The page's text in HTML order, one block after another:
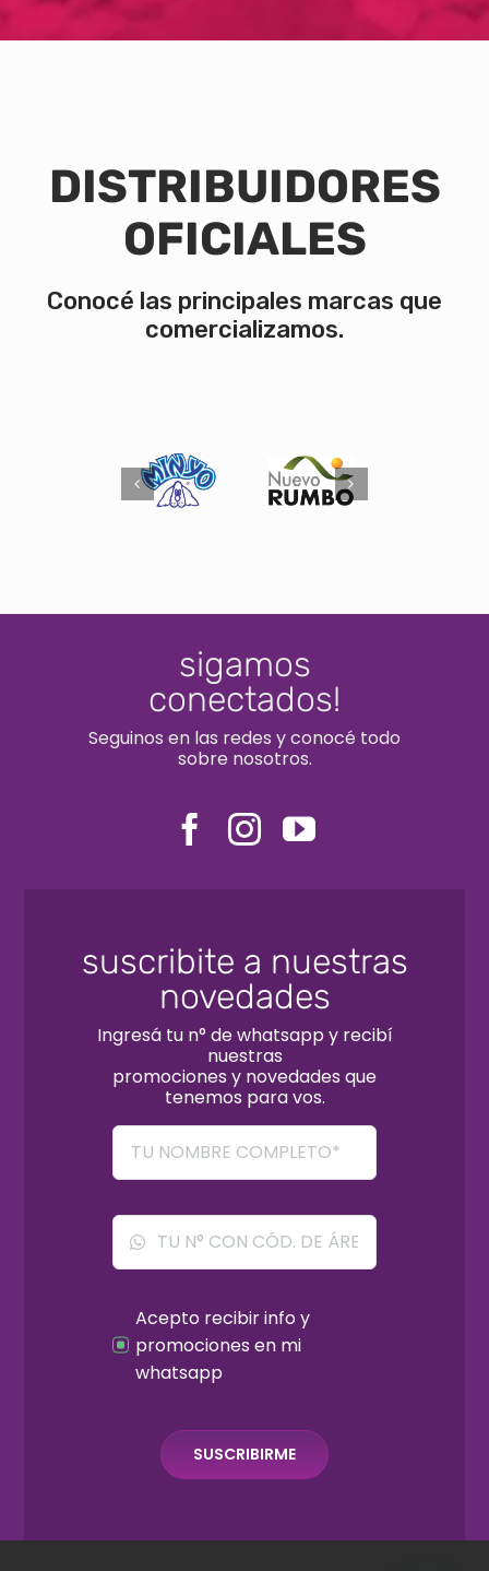
DISTRIBUIDORES
OFICIALES
Conocé las principales marcas que
comercializamos.
sigamos
conectados!
Seguinos en las redes y conocé todo
sobre nosotros.
suscribite a nuestras
novedades
Ingresá tu n° de whatsapp y recibí
nuestras
promociones y novedades que
tenemos para vos.
Acepto recibir info y
promociones en mi
whatsapp
SUSCRIBIRME